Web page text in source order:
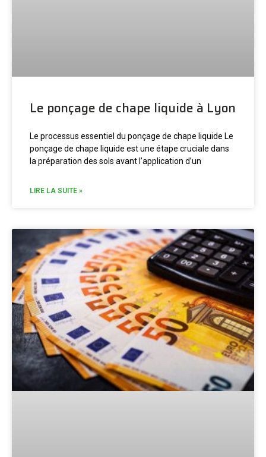
Le ponçage de chape liquide à Lyon
Le processus essentiel du ponçage de chape liquide Le
ponçage de chape liquide est une étape cruciale dans
la préparation des sols avant l’application d’un
LIRE LA SUITE »